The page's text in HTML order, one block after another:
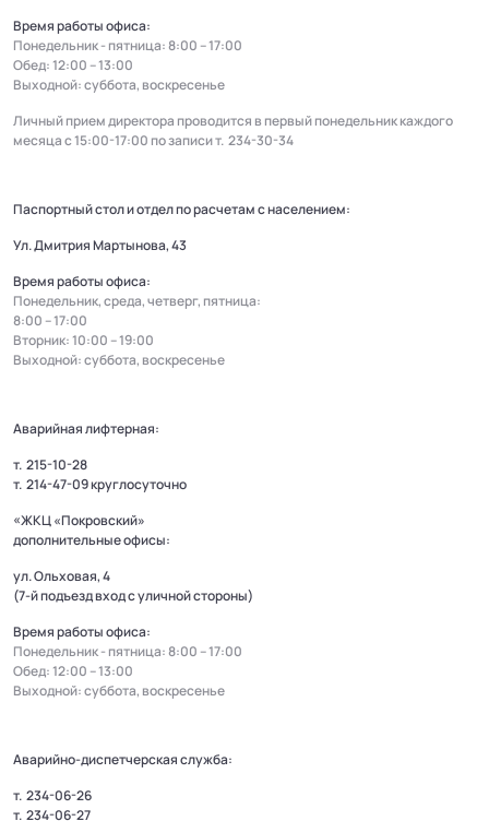
Время работы офиса:
Понедельник - пятница: 8:00 – 17:00
Обед: 12:00 – 13:00
Выходной: суббота, воскресенье
Личный прием директора проводится в первый понедельник каждого
месяца с 15:00-17:00 по записи т. 234-30-34
Паспортный стол и отдел по расчетам с населением:
Ул. Дмитрия Мартынова, 43
Время работы офиса:
Понедельник, среда, четверг, пятница:
8:00 – 17:00
Вторник: 10:00 – 19:00
Выходной: суббота, воскресенье
Аварийная лифтерная:
т. 215-10-28
т. 214-47-09круглосуточно
«ЖКЦ «Покровский»
дополнительные офисы:
ул. Ольховая, 4
(7-й подъезд вход с уличной стороны)
Время работы офиса:
Понедельник - пятница: 8:00 – 17:00
Обед: 12:00 – 13:00
Выходной: суббота, воскресенье
Аварийно-диспетчерская служба:
т. 234-06-26
т. 234-06-27